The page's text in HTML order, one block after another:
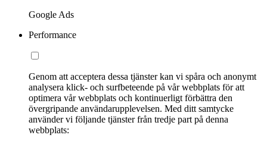
Google Ads
Performance
Genom att acceptera dessa tjänster kan vi spåra och anonymt
analysera klick- och surfbeteende på vår webbplats för att
optimera vår webbplats och kontinuerligt förbättra den
övergripande användarupplevelsen. Med ditt samtycke
använder vi följande tjänster från tredje part på denna
webbplats: